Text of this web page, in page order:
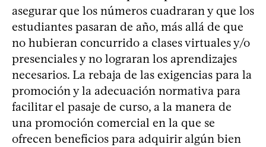
asegurar que los números cuadraran y que los
estudiantes pasaran de año, más allá de que
no hubieran concurrido a clases virtuales y/o
presenciales y no lograran los aprendizajes
necesarios. La rebaja de las exigencias para la
promoción y la adecuación normativa para
facilitar el pasaje de curso, a la manera de
una promoción comercial en la que se
ofrecen beneficios para adquirir algún bien